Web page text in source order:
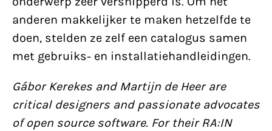
anderen makkelijker te maken hetzelfde te
doen, stelden ze zelf een catalogus samen
met gebruiks- en installatiehandleidingen.
Gábor Kerekes and Martijn de Heer are
critical designers and passionate advocates
of open source software. For their RA:IN